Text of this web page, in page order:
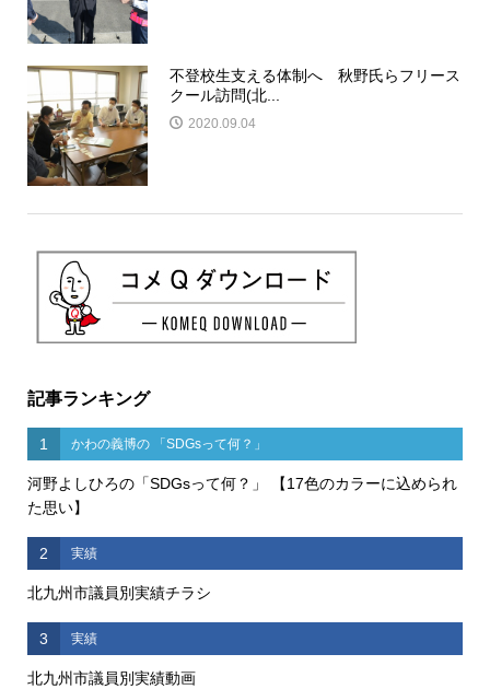
不登校生支える体制へ 秋野氏らフリース
クール訪問(北...
2020.09.04
記事ランキング
1 かわの義博の 「SDGsって何？」
河野よしひろの「SDGsって何？」 【17色のカラーに込められ
た思い】
2 実績
北九州市議員別実績チラシ
3 実績
北九州市議員別実績動画